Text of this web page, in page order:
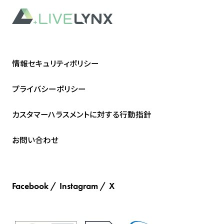
情報セキュリティポリシー
プライバシーポリシー
カスタマーハラスメントに対する行動指針
お問い合わせ
Facebook Instagram X